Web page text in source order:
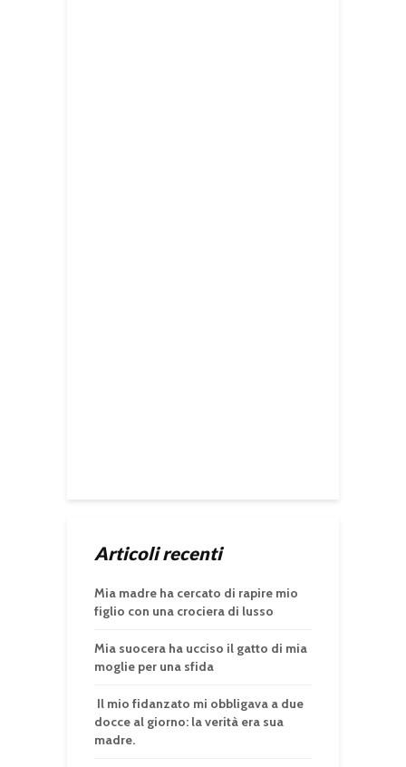
Articoli recenti
Mia madre ha cercato di rapire mio
figlio con una crociera di lusso
Mia suocera ha ucciso il gatto di mia
moglie per una sfida
Il mio fidanzato mi obbligava a due
docce al giorno: la verità era sua
madre.